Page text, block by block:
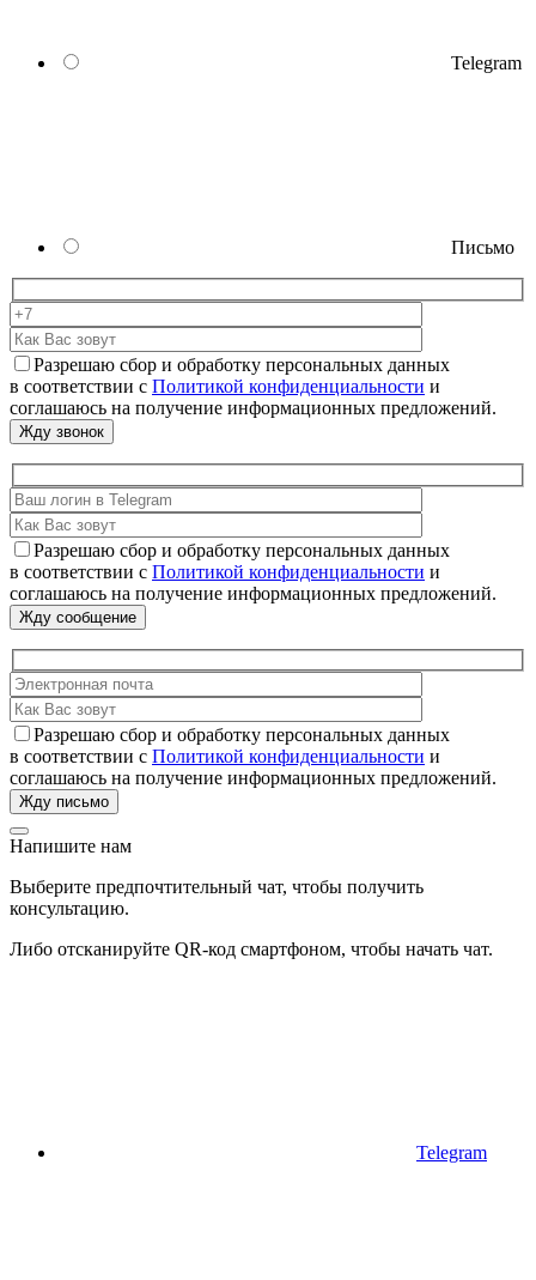
Telegram
Письмо
Разрешаю сбор и обработку персональных данных
в соответствии с Политикой конфиденциальности и
соглашаюсь на получение информационных предложений.
Разрешаю сбор и обработку персональных данных
в соответствии с Политикой конфиденциальности и
соглашаюсь на получение информационных предложений.
Разрешаю сбор и обработку персональных данных
в соответствии с Политикой конфиденциальности и
соглашаюсь на получение информационных предложений.
Напишите нам
Выберите предпочтительный чат, чтобы получить
консультацию.
Либо отсканируйте QR-код смартфоном, чтобы начать чат.
Telegram